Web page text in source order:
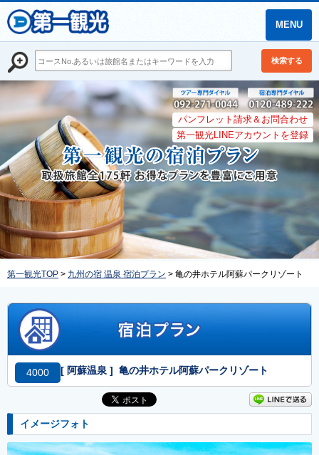
MENU
検索する
パンフレット請求＆お問合わせ
第一観光LINEアカウントを登録
第一観光TOP > 九州の宿 温泉 宿泊プラン > 亀の井ホテル阿蘇パークリゾート
4000 [ 阿蘇温泉 ] 亀の井ホテル阿蘇パークリゾート
イメージフォト